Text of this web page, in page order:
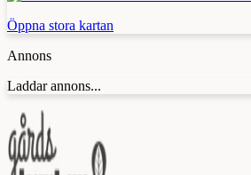
Öppna stora kartan
Annons
Laddar annons...